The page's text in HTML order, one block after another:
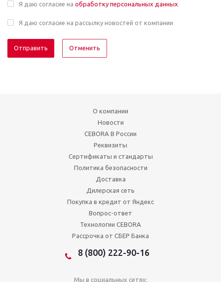
Я даю согласие на обработку персональных данных
Я даю согласие на рассылку новостей от компании
Отменить
О компании
Новости
CEBORA В России
Реквизиты
Сертификаты и стандарты
Политика безопасности
Доставка
Дилерская сеть
Покупка в кредит от Яндекс
Вопрос-ответ
Технологии CEBORA
Рассрочка от СБЕР Банка
8 (800) 222-90-16
Мы в социальных сетях: